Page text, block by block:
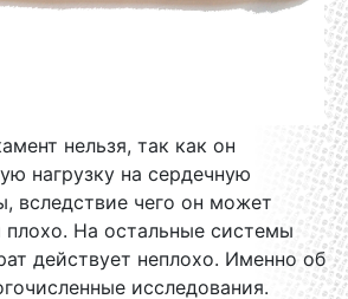
нельзя, так как он
нагрузку на сердечную
вследствие чего он может
плохо. На остальные системы
действует неплохо. Именно об
исследования.